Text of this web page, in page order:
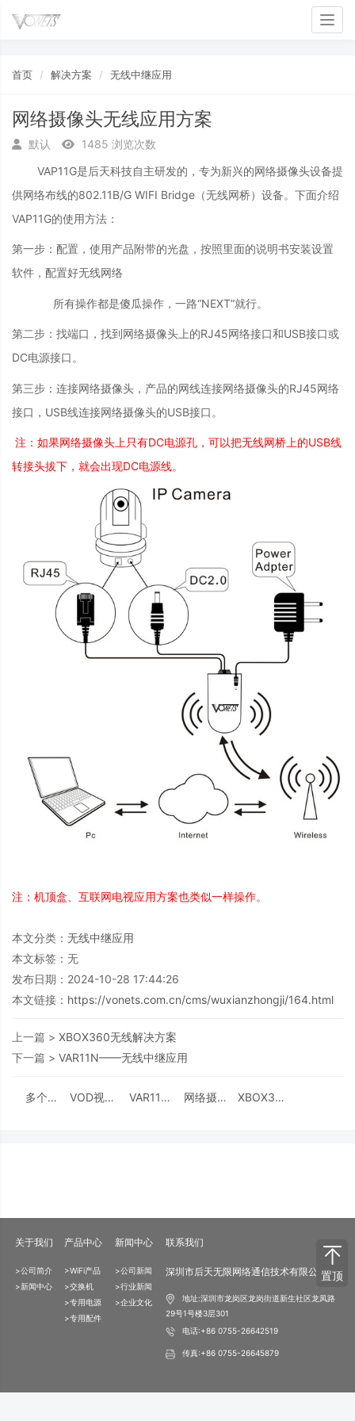
首页 解决方案 无线中继应用
网络摄像头无线应用方案
默认
1485 浏览次数
VAP11G是后天科技自主研发的，专为新兴的网络摄像头设备提
供网络布线的802.11B/G WIFI Bridge（无线网桥）设备。下面介绍
VAP11G的使用方法：
第一步：配置，使用产品附带的光盘，按照里面的说明书安装设置
软件，配置好无线网络
所有操作都是傻瓜操作，一路“NEXT”就行。
第二步：找端口，找到网络摄像头上的RJ45网络接口和USB接口或
DC电源接口。
第三步：连接网络摄像头，产品的网线连接网络摄像头的RJ45网络
接口，USB线连接网络摄像头的USB接口。
注：如果网络摄像头上只有DC电源孔，可以把无线网桥上的USB线
转接头拔下，就会出现DC电源线。
注：机顶盒、互联网电视应用方案也类似一样操作。
本文分类： 无线中继应用
本文标签：无
发布日期：2024-10-28 17:44:26
本文链接： https://vonets.com.cn/cms/wuxianzhongji/164.html
上一篇 > XBOX360无线解决方案
下一篇 > VAR11N——无线中继应用
多个
VOD视频
VAR11N
网络摄像
XBOX360
关于我们
>公司简介
>新闻中心
产品中心
>WiFi产品
>交换机
>专用电源
>专用配件
新闻中心
>公司新闻
>行业新闻
>企业文化
联系我们
深圳市后天无限网络通信技术有限公司
地址:深圳市龙岗区龙岗街道新生社区龙凤路
29号1号楼3层301
电话:+86 0755-26642519
传真:+86 0755-26645879
置顶